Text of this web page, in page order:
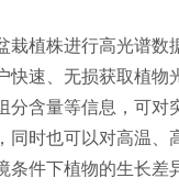
栽植株进行高光谱数
快速、无损获取植物
分含量等信息，可对
同时也可以对高温、
条件下植物的生长差